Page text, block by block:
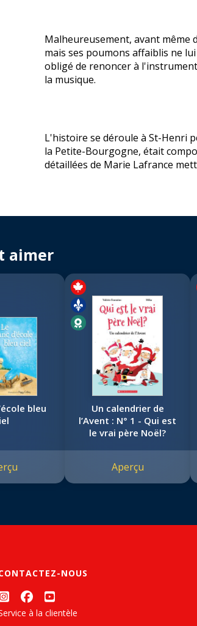
Malheureusement, avant même
mais ses poumons affaiblis ne
obligé de renoncer à
la musique.
L'histoire se déroule à St-Henri
la Petite-Bourgogne, était
détaillées de Marie Lafrance
aimer
bleu
Un calendrier de
l’Avent : N° 1 - Qui est
le vrai père Noël?
Aperçu
NOUS
à la clientèle